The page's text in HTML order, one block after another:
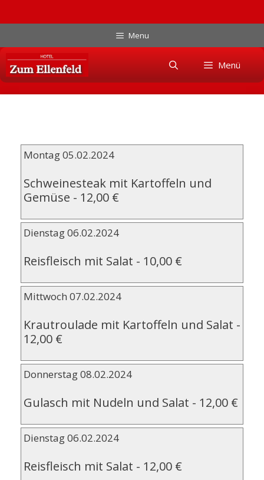
Inhalt
springen
Menu
Skip
content
Menü
Montag 05.02.2024
Schweinesteak mit Kartoffeln und
Gemüse - 12,00 €
Dienstag 06.02.2024
Reisfleisch mit Salat - 10,00 €
Mittwoch 07.02.2024
Krautroulade mit Kartoffeln und Salat -
12,00 €
Donnerstag 08.02.2024
Gulasch mit Nudeln und Salat - 12,00 €
Dienstag 06.02.2024
Reisfleisch mit Salat - 12,00 €